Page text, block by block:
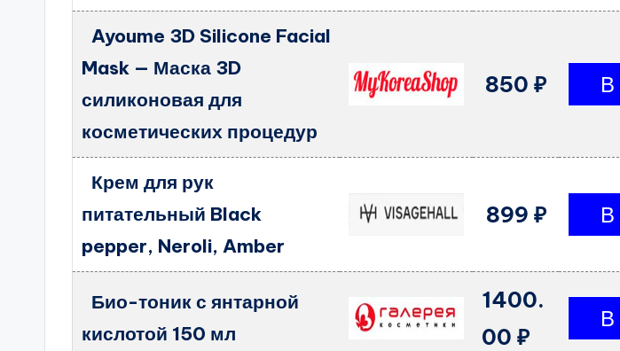
Ayoume 3D Silicone Facial
Mask — Маска 3D
силиконовая для
косметических процедур
850 ₽
Крем для рук
питательный Black
pepper, Neroli, Amber
899 ₽
Био-тоник с янтарной
кислотой 150 мл
1400.
00 ₽